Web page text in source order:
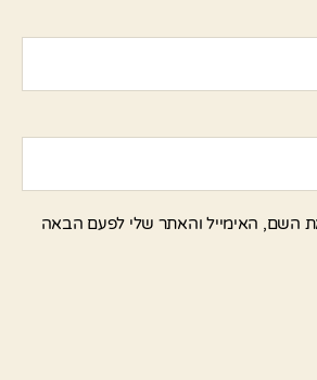
השם, האימייל והאתר שלי לפעם הבאה